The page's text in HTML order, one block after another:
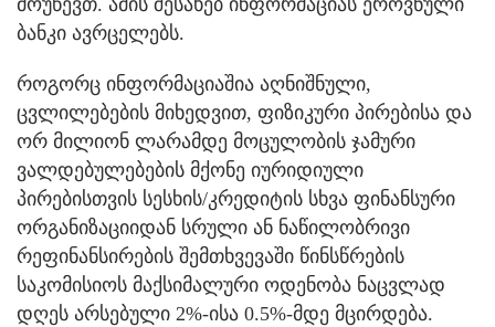
ბანკი ავრცელებს.
როგორც ინფორმაციაშია აღნიშნული,
ცვლილებების მიხედვით, ფიზიკური პირებისა და
ორ მილიონ ლარამდე მოცულობის ჯამური
ვალდებულებების მქონე იურიდიული
პირებისთვის სესხის/კრედიტის სხვა ფინანსური
ორგანიზაციიდან სრული ან ნაწილობრივი
რეფინანსირების შემთხვევაში წინსწრების
საკომისიოს მაქსიმალური ოდენობა ნაცვლად
დღეს არსებული 2%-ისა 0.5%-მდე მცირდება.